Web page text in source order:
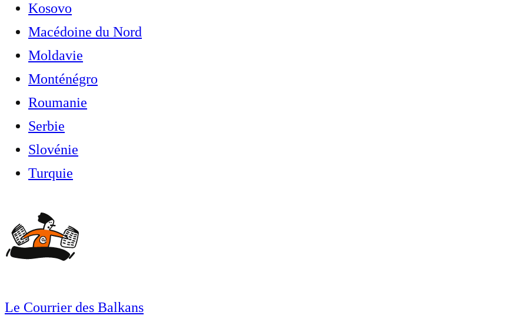
Kosovo
Macédoine du Nord
Moldavie
Monténégro
Roumanie
Serbie
Slovénie
Turquie
Le Courrier des Balkans